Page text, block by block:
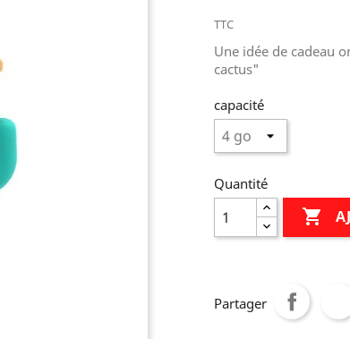
TTC
Une idée de cadeau
cactus"
capacité
Quantité

Partager